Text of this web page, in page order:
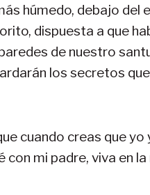
húmedo, debajo del
dispuesta a que
de nuestro
los secretos
cuando creas que
mi padre, viva en